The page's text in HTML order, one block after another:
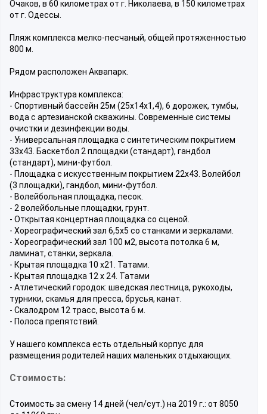
Очаков, в 60 километрах от г. Николаева, в 150 километрах
от г. Одессы.
Пляж комплекса мелко-песчаный, общей протяженностью
800 м.
Рядом расположен Аквапарк.
Инфраструктура комплекса:
- Спортивный бассейн 25м (25х14х1,4), 6 дорожек, тумбы,
вода с артезианской скважины. Современные системы
очистки и дезинфекции воды.
- Универсальная площадка с синтетическим покрытием
33х43. Баскетбол 2 площадки (стандарт), гандбол
(стандарт), мини-футбол.
- Площадка с искусственным покрытием 22х43. Волейбол
(3 площадки), гандбол, мини-футбол.
- Волейбольная площадка, песок.
- 2 волейбольные площадки, грунт.
- Открытая концертная площадка со сценой.
- Хореографический зал 6,5х5 со станками и зеркалами.
- Хореографический зал 100 м2, высота потолка 6 м,
ламинат, станки, зеркала.
- Крытая площадка 10 х21. Татами.
- Крытая площадка 12 х 24. Татами
- Атлетический городок: шведская лестница, рукоходы,
турники, скамья для пресса, брусья, канат.
- Скалодром 12 трасс, высота 6 м.
- Полоса препятствий.
У нашего комплекса есть отдельный корпус для
размещения родителей наших маленьких отдыхающих.
Стоимость:
Стоимость за смену 14 дней (чел/сут.) на 2019 г.: от 8050